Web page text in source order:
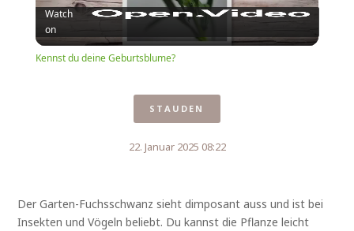
Video
Watch
on
Kennst du deine Geburtsblume?
STAUDEN
22. Januar 2025 08:22
Der Garten-Fuchsschwanz sieht dimposant auss und ist bei
Insekten und Vögeln beliebt. Du kannst die Pflanze leicht